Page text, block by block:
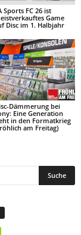
Sports FC 26 ist
Game
Disc im 1. Halbjahr
Dämmerung bei
Eine Generation
in den Formatkrieg
am Freitag)